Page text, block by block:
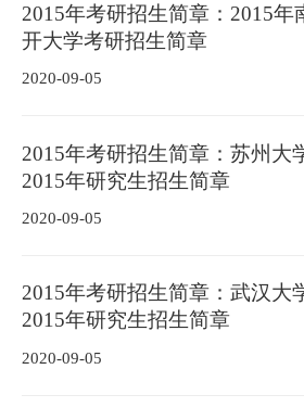
2015年考研招生简章：2015年
开大学考研招生简章
2020-09-05
2015年考研招生简章：苏州大
2015年研究生招生简章
2020-09-05
2015年考研招生简章：武汉大
2015年研究生招生简章
2020-09-05